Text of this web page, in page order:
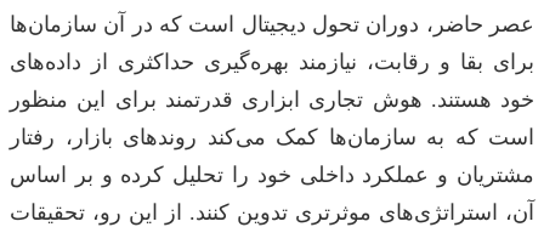
عصر حاضر، دوران تحول دیجیتال است که در آن سازمان‌ها
برای بقا و رقابت، نیازمند بهره‌گیری حداکثری از داده‌های
خود هستند. هوش تجاری ابزاری قدرتمند برای این منظور
است که به سازمان‌ها کمک می‌کند روندهای بازار، رفتار
مشتریان و عملکرد داخلی خود را تحلیل کرده و بر اساس
آن، استراتژی‌های موثرتری تدوین کنند. از این رو، تحقیقات